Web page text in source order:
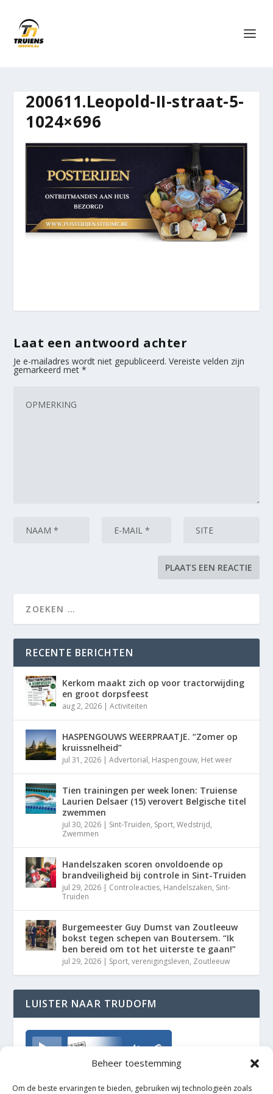
Beheer toestemming
Om de beste ervaringen te bieden, gebruiken wij technologieën zoals
200611.Leopold-II-straat-5-
1024×696
Laat een antwoord achter
Je e-mailadres wordt niet gepubliceerd. Vereiste velden zijn
gemarkeerd met*
RECENTE BERICHTEN
Kerkom maakt zich op voor tractorwijding
en groot dorpsfeest
aug 2, 2026 |Activiteiten
HASPENGOUWS WEERPRAATJE. “Zomer op
kruissnelheid”
jul 31, 2026 |Advertorial, Haspengouw, Het weer
Tien trainingen per week lonen: Truiense
Laurien Delsaer (15) verovert Belgische titel
zwemmen
jul 30, 2026 | Sint-Truiden, Sport,Wedstrijd,
Zwemmen
Handelszaken scoren onvoldoende op
brandveiligheid bij controle in Sint-Truiden
jul 29, 2026 | Controleacties, Handelszaken, Sint-
Truiden
Burgemeester Guy Dumst van Zoutleeuw
bokst tegen schepen van Boutersem. “Ik
ben bereid om tot het uiterste te gaan!”
jul 29, 2026 | Sport,verenigingsleven, Zoutleeuw
LUISTER NAAR TRUDOFM
TrudoFM